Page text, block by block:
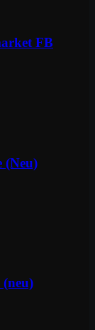
FB
(Neu)
(neu)